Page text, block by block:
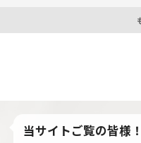
当サイトご覧の皆様！